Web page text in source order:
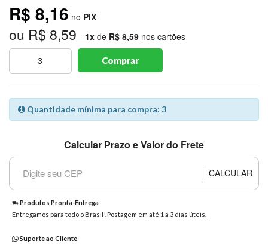
PROMOÇÕES
MARCAS
(81)9
WhatsApp
Envie-
nos uma
R$ 8,16 no PIX
ou R$ 8,59 1x de R$ 8,59 nos cartões
Comprar
Quantidade mínima para compra: 3
Calcular Prazo e Valor do Frete
CALCULAR
Produtos Pronta-Entrega
Entregamos para todo o Brasil! Postagem em até 1 a 3 dias úteis.
Suporte ao Cliente